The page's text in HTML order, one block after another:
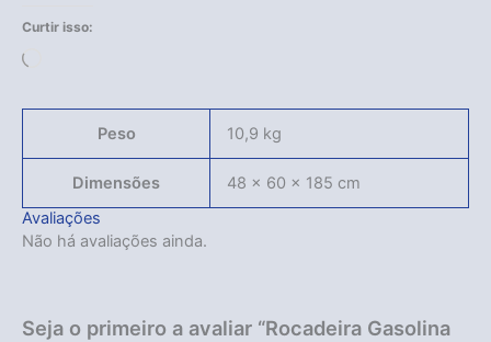
Curtir isso:
Peso 10,9 kg
Dimensões
48 × 60 × 185 cm
Avaliações
Não há avaliações ainda.
Seja o primeiro a avaliar “Rocadeira Gasolina